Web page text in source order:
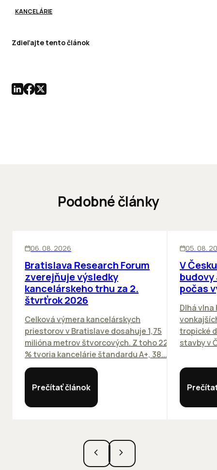
KANCELÁRIE
Zdieľajte tento článok
Podobné články
06. 08. 2026
Bratislava Research Forum
zverejňuje výsledky
kancelárskeho trhu za 2.
štvrťrok 2026
Celková výmera kancelárskych
priestorov v Bratislave dosahuje 1,75
milióna metrov štvorcových. Z toho 22
% tvoria kancelárie štandardu A+, 38...
Prečítať článok
05. 08.
V
počas
Dlhá
tropické
stavby v